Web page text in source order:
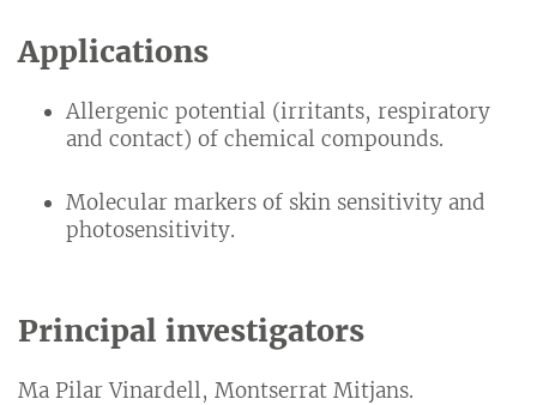
Applications
Allergenic potential (irritants, respiratory
and contact) of chemical compounds.
Molecular markers of skin sensitivity and
photosensitivity.
Principal investigators
Ma Pilar Vinardell, Montserrat Mitjans.